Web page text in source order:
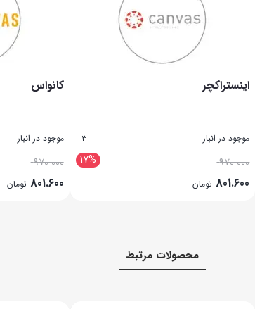
اینستراکچر
موجود در انبار 3
17% 970.000
801.600 تومان
کانواس
موجود در انبار
970.000
801.600 تومان
محصولات مرتبط